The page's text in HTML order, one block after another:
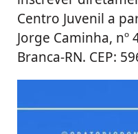
Centro Juvenil a
Jorge Caminha, nº
Branca-RN. CEP: